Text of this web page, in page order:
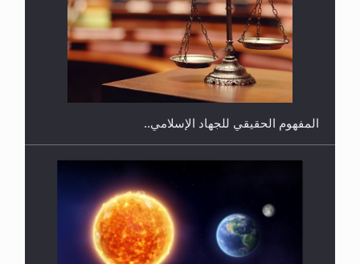
هل يجوز فتح مشروع كوافير نسائي للمحجبات وغير
المحجبات؟
المفهوم الحقيقي للجهاد الإسلامي..